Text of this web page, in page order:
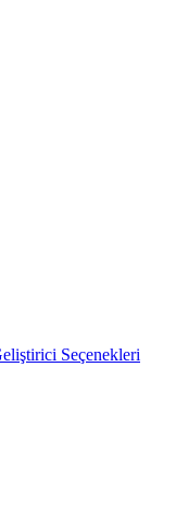
Seçenekleri